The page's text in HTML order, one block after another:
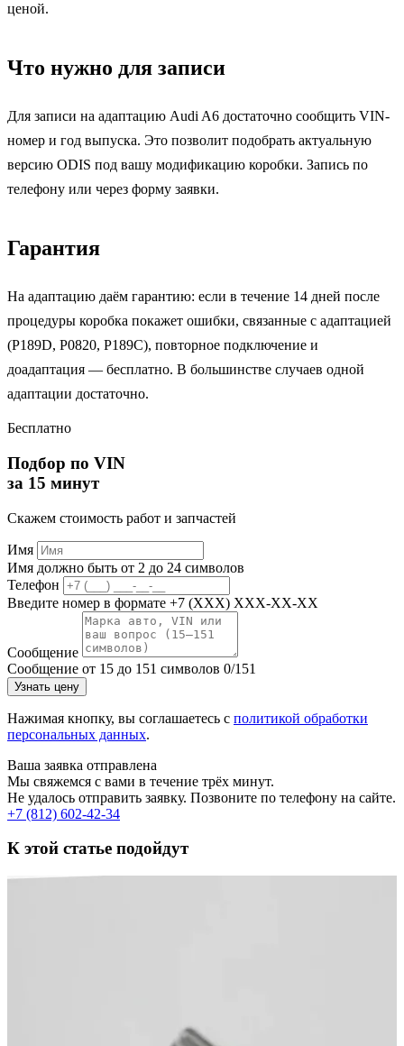
ценой.
Что нужно для записи
Для записи на адаптацию Audi A6 достаточно сообщить VIN-
номер и год выпуска. Это позволит подобрать актуальную
версию ODIS под вашу модификацию коробки. Запись по
телефону или через форму заявки.
Гарантия
На адаптацию даём гарантию: если в течение 14 дней после
процедуры коробка покажет ошибки, связанные с адаптацией
(P189D, P0820, P189C), повторное подключение и
доадаптация — бесплатно. В большинстве случаев одной
адаптации достаточно.
Бесплатно
Подбор по VIN
за 15 минут
Скажем стоимость работ и запчастей
Имя
Имя должно быть от 2 до 24 символов
Телефон
Введите номер в формате +7 (XXX) XXX-XX-XX
Сообщение
Сообщение от 15 до 151 символов 0/151
Узнать цену
Нажимая кнопку, вы соглашаетесь с политикой обработки
персональных данных.
Ваша заявка отправлена
Мы свяжемся с вами в течение трёх минут.
Не удалось отправить заявку. Позвоните по телефону на сайте.
+7 (812) 602-42-34
К этой статье подойдут